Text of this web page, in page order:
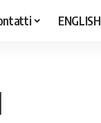
ENGLISH